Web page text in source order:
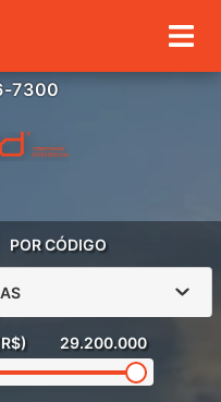
7300
POR CÓDIGO
29.200.000